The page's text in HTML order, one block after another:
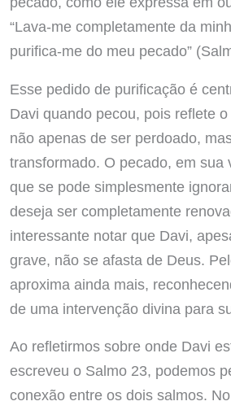
“Lava-me completamente da
purifica-me do meu pecado”
Esse pedido de purificação é
Davi quando pecou, pois reflete
não apenas de ser perdoado,
transformado. O pecado, em sua
que se pode simplesmente
deseja ser completamente
interessante notar que Davi,
grave, não se afasta de Deus.
aproxima ainda mais,
de uma intervenção divina para
Ao refletirmos sobre onde Davi
escreveu o Salmo 23, podemos
conexão entre os dois salmos.